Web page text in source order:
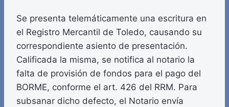
Se presenta telemáticamente una escritura en
el Registro Mercantil de Toledo, causando su
correspondiente asiento de presentación.
Calificada la misma, se notifica al notario la
falta de provisión de fondos para el pago del
BORME, conforme el art. 426 del RRM. Para
subsanar dicho defecto, el Notario envía